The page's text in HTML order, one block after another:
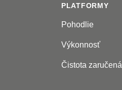
PLATFORMY
Pohodlie
Výkonnosť
Čistota zaručená